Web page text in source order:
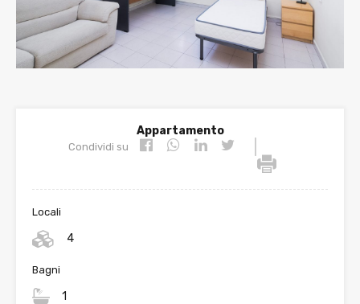
ious
Appartamento
Condividi su
Locali
4
Bagni
1